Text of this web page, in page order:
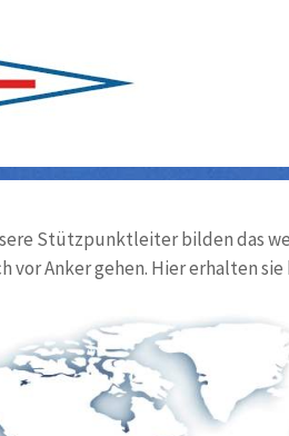
Stützpunktleiter bilden das
vor Anker gehen. Hier erhalten